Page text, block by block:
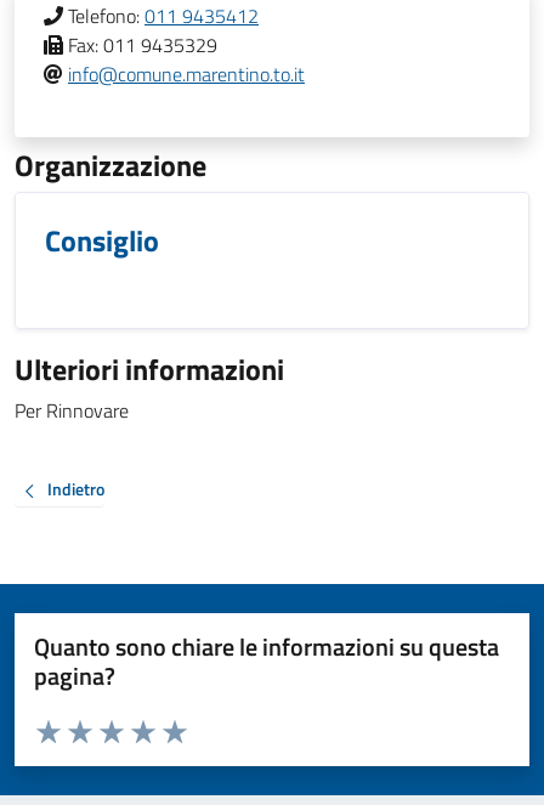
Telefono:011 9435412
Fax:011 9435329
info@comune.marentino.to.it
Organizzazione
Consiglio
Ulteriori informazioni
Per Rinnovare
Indietro
Quanto sono chiare le informazioni su questa
pagina?
Valuta da 1 a 5 stelle la pagina
Valuta 5 stelle su 5
Valuta 4 stelle su 5
Valuta 3 stelle su 5
Valuta 2 stelle su 5
Valuta 1 stelle su 5